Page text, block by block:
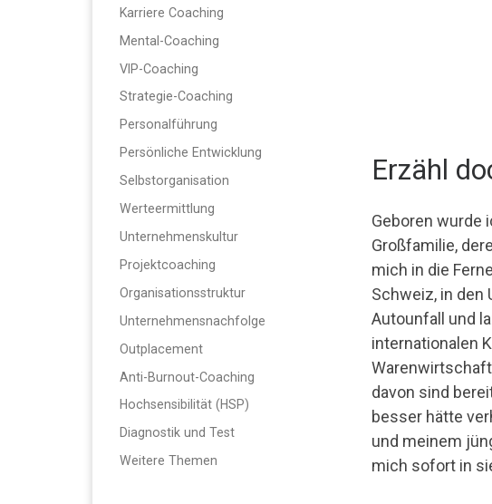
Erzähl
Geboren wurde
Großfamilie,
mich in die
Schweiz, in den
Autounfall und
internationalen
davon sind
besser hätte
und meinem
mich sofort in
Karriere Coaching
Mental-Coaching
VIP-Coaching
Strategie-Coaching
Personalführung
Persönliche Entwicklung
Selbstorganisation
Werteermittlung
Unternehmenskultur
Projektcoaching
Organisationsstruktur
Unternehmensnachfolge
Outplacement
Anti-Burnout-Coaching
Hochsensibilität (HSP)
Diagnostik und Test
Weitere Themen